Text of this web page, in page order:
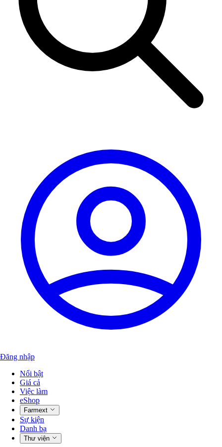
Đăng nhập
Nổi bật
Giá cả
Việc làm
eShop
Farmext
Sự kiện
Danh bạ
Thư viện